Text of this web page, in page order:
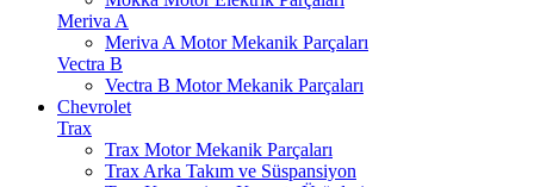
Meriva A
Meriva A Motor Mekanik Parçaları
Vectra B
Vectra B Motor Mekanik Parçaları
Chevrolet
Trax
Trax Motor Mekanik Parçaları
Trax Arka Takım ve Süspansiyon